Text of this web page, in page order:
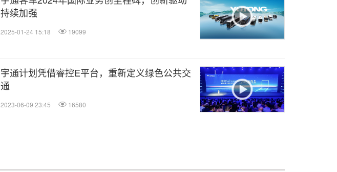
持续加强
2025-01-24 15:18 19099
宇通计划凭借睿控E平台，重新定义绿色公共交
通
2023-06-09 23:45 16580